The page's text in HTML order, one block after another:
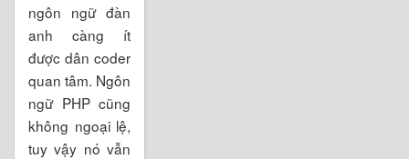
ngôn ngữ đàn
anh càng ít
được dân coder
quan tâm. Ngôn
ngữ PHP cũng
không ngoại lệ,
tuy vậy nó vẫn